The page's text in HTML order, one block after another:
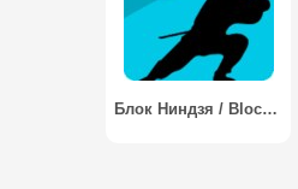
Блок Ниндзя / Block It Ninja